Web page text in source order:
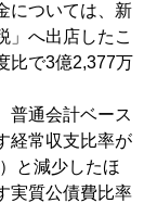
については、新
」へ出店したこ
比で3億2,377万
普通会計ベース
経常収支比率が
と減少したほ
実質公債費比率